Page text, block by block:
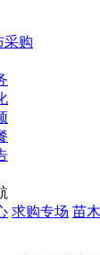
采购
求购专场 苗